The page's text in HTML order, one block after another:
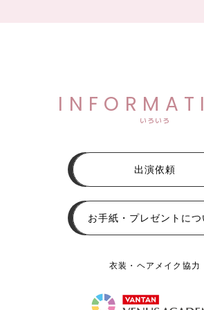
いろいろ
出演依頼
お手紙・プレゼントにつ
衣装・ヘアメイク協力